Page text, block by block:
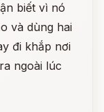
biết vì nó
và dùng hai
đi khắp nơi
ngoài lúc